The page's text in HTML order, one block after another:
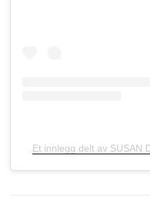
Et innlegg delt av SUSAN